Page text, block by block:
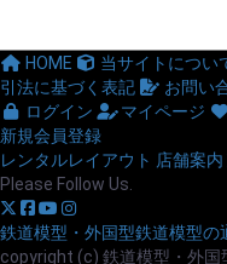
HOME 当サイトについ
引法に基づく表記
お問い
ログイン
マイページ
新規会員登録
レンタルレイアウト 店舗案
Please Follow Us.
鉄道模型・外国型鉄道模型の
copyright (c) 鉄道模型・外国